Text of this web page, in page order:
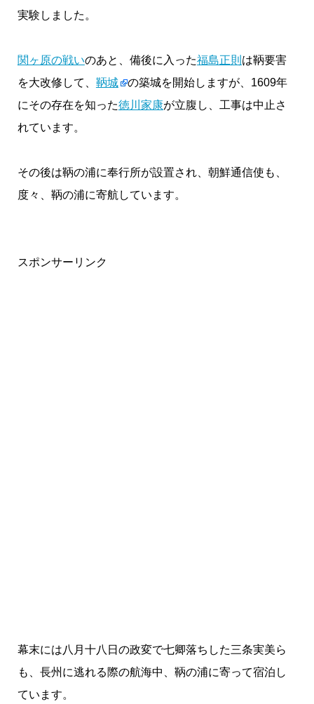
実験しました。
関ヶ原の戦いのあと、備後に入った福島正則 は鞆要害
を大改修して、 鞆城
の築城を開始しますが、1609年
にその存在を知った徳川家康が立腹し、工事は中止さ
れています。
その後は鞆の浦に奉行所が設置され、朝鮮通信使も、
度々、鞆の浦に寄航しています。
スポンサーリンク
幕末には八月十八日の政変で七卿落ちした三条実美ら
も、長州に逃れる際の航海中、鞆の浦に寄って宿泊し
ています。